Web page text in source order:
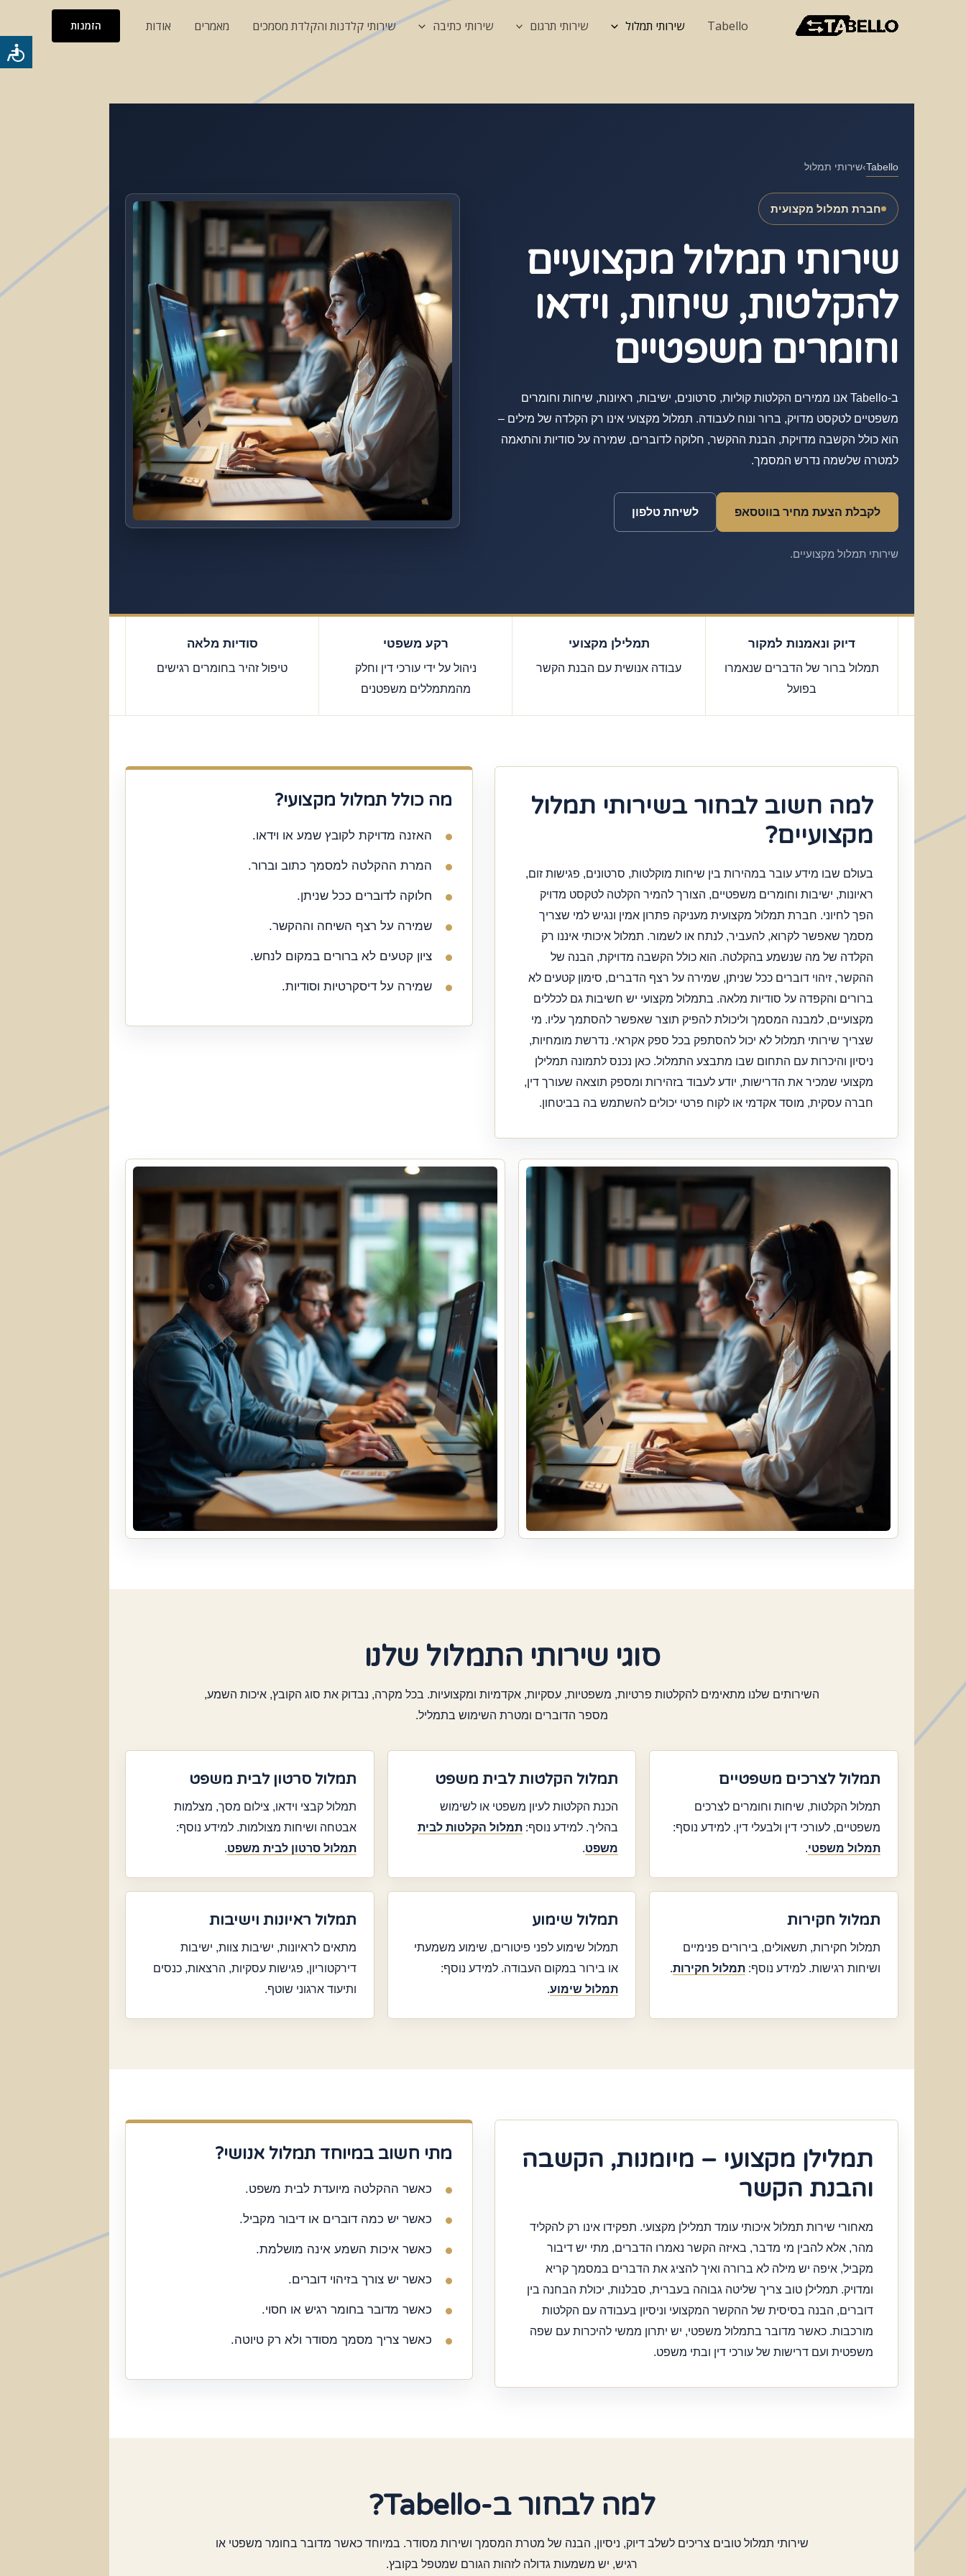
Tabello שירותי תמלול שירותי תרגום שירותי כתיבה שירותי קלדנות והקלדת מסמכים מאמרים אודות הזמנות
Tabello›שירותי תמלול
חברת תמלול מקצועית
שירותי תמלול מקצועיים
להקלטות, שיחות, וידאו
וחומרים משפטיים
ב-Tabello אנו ממירים הקלטות קוליות, סרטונים, ישיבות, ראיונות, שיחות וחומרים
משפטיים לטקסט מדויק, ברור ונוח לעבודה. תמלול מקצועי אינו רק הקלדה של מילים –
הוא כולל הקשבה מדויקת, הבנת ההקשר, חלוקה לדוברים, שמירה על סודיות והתאמה
למטרה שלשמה נדרש המסמך.
לקבלת הצעת מחיר בווטסאפ לשיחת טלפון
שירותי תמלול מקצועיים.
דיוק ונאמנות למקור
תמלול ברור של הדברים שנאמרו
בפועל
תמלילן מקצועי
עבודה אנושית עם הבנת הקשר
רקע משפטי
ניהול על ידי עורכי דין וחלק
מהמתמללים משפטנים
סודיות מלאה
טיפול זהיר בחומרים רגישים
למה חשוב לבחור בשירותי תמלול
מקצועיים?
בעולם שבו מידע עובר במהירות בין שיחות מוקלטות, סרטונים, פגישות זום,
ראיונות, ישיבות וחומרים משפטיים, הצורך להמיר הקלטה לטקסט מדויק
הפך לחיוני. חברת תמלול מקצועית מעניקה פתרון אמין ונגיש למי שצריך
מסמך שאפשר לקרוא, להעביר, לנתח או לשמור. תמלול איכותי איננו רק
הקלדה של מה שנשמע בהקלטה. הוא כולל הקשבה מדויקת, הבנה של
ההקשר, זיהוי דוברים ככל שניתן, שמירה על רצף הדברים, סימון קטעים לא
ברורים והקפדה על סודיות מלאה. בתמלול מקצועי יש חשיבות גם לכללים
מקצועיים, למבנה המסמך וליכולת להפיק תוצר שאפשר להסתמך עליו. מי
שצריך שירותי תמלול לא יכול להסתפק בכל ספק אקראי. נדרשת מומחיות,
ניסיון והיכרות עם התחום שבו מתבצע התמלול. כאן נכנס לתמונה תמלילן
מקצועי שמכיר את הדרישות, יודע לעבוד בזהירות ומספק תוצאה שעורך דין,
חברה עסקית, מוסד אקדמי או לקוח פרטי יכולים להשתמש בה בביטחון.
מה כולל תמלול מקצועי?
האזנה מדויקת לקובץ שמע או וידאו.
המרת ההקלטה למסמך כתוב וברור.
חלוקה לדוברים ככל שניתן.
שמירה על רצף השיחה וההקשר.
ציון קטעים לא ברורים במקום לנחש.
שמירה על דיסקרטיות וסודיות.
סוגי שירותי התמלול שלנו
השירותים שלנו מתאימים להקלטות פרטיות, משפטיות, עסקיות, אקדמיות ומקצועיות. בכל מקרה, נבדוק את סוג הקובץ, איכות השמע,
מספר הדוברים ומטרת השימוש בתמליל.
תמלול לצרכים משפטיים
תמלול הקלטות, שיחות וחומרים לצרכים
משפטיים, לעורכי דין ולבעלי דין. למידע נוסף:
תמלול משפטי.
תמלול הקלטות לבית משפט
הכנת הקלטות לעיון משפטי או לשימוש
בהליך. למידע נוסף: תמלול הקלטות לבית
משפט.
תמלול סרטון לבית משפט
תמלול קבצי וידאו, צילום מסך, מצלמות
אבטחה ושיחות מצולמות. למידע נוסף:
תמלול סרטון לבית משפט.
תמלול חקירות
תמלול חקירות, תשאולים, בירורים פנימיים
ושיחות רגישות. למידע נוסף: תמלול חקירות.
תמלול שימוע
תמלול שימוע לפני פיטורים, שימוע משמעתי
או בירור במקום העבודה. למידע נוסף:
תמלול שימוע.
תמלול ראיונות וישיבות
מתאים לראיונות, ישיבות צוות, ישיבות
דירקטוריון, פגישות עסקיות, הרצאות, כנסים
ותיעוד ארגוני שוטף.
תמלילן מקצועי – מיומנות, הקשבה
והבנת הקשר
מאחורי שירות תמלול איכותי עומד תמלילן מקצועי. תפקידו אינו רק להקליד
מהר, אלא להבין מי מדבר, באיזה הקשר נאמרו הדברים, מתי יש דיבור
מקביל, איפה יש מילה לא ברורה ואיך להציג את הדברים במסמך קריא
ומדויק. תמלילן טוב צריך שליטה גבוהה בעברית, סבלנות, יכולת הבחנה בין
דוברים, הבנה בסיסית של ההקשר המקצועי וניסיון בעבודה עם הקלטות
מורכבות. כאשר מדובר בתמלול משפטי, יש יתרון ממשי להיכרות עם שפה
משפטית ועם דרישות של עורכי דין ובתי משפט.
מתי חשוב במיוחד תמלול אנושי?
כאשר ההקלטה מיועדת לבית משפט.
כאשר יש כמה דוברים או דיבור מקביל.
כאשר איכות השמע אינה מושלמת.
כאשר יש צורך בזיהוי דוברים.
כאשר מדובר בחומר רגיש או חסוי.
כאשר צריך מסמך מסודר ולא רק טיוטה.
למה לבחור ב-Tabello?
שירותי תמלול טובים צריכים לשלב דיוק, ניסיון, הבנה של מטרת המסמך ושירות מסודר. במיוחד כאשר מדובר בחומר משפטי או
רגיש, יש משמעות גדולה לזהות הגורם שמטפל בקובץ.
נגישות